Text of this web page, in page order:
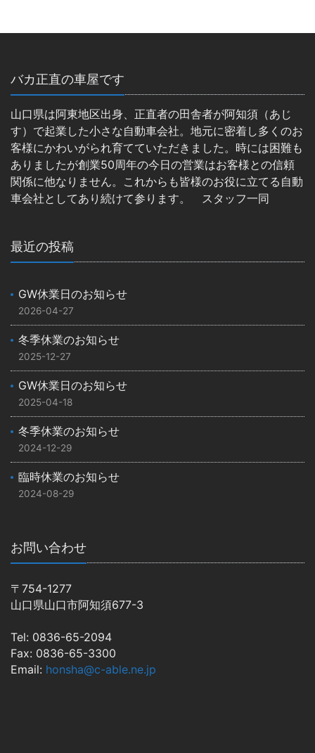
バカ正直の車屋です
山口県は阿東地区出身、正直者の田舎者が阿知須（あじ
す）で起業した小さな自動車会社。地元に密着し多くのお
客様にかわいがられ育てていただきました。時には困難も
ありましたが創業50周年の今日の営業はお客様との信頼
関係に他なりません。これからも皆様のお役に立てる自動
車会社としてあり続けて参ります。 スタッフ一同
最近の投稿
GW休業日のお知らせ
2026-04-27
冬季休業のお知らせ
2025-12-27
GW休業日のお知らせ
2025-04-18
冬季休業のお知らせ
2024-12-29
臨時休業のお知らせ
2024-08-29
お問い合わせ
〒754-1277
山口県山口市阿知須677-3
Tel: 0836-65-2094
Fax: 0836-65-3300
Email: honsha@c-able.ne.jp